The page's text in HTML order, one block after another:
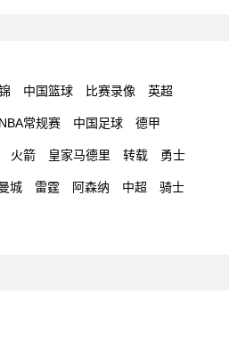
中国篮球 比赛录像 英超
NBA常规赛 中国足球 德甲
火箭 皇家马德里 转载 勇士
城 雷霆 阿森纳 中超 骑士